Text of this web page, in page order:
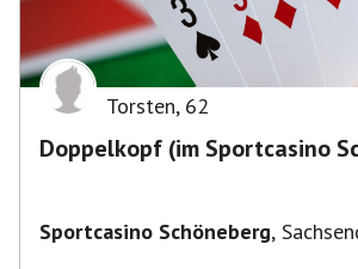
Torsten, 62
Doppelkopf (im Sportcasino
Sportcasino Schöneberg,